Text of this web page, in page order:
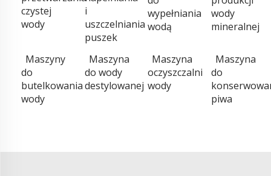
czystej
wody
i
uszczelniania
puszek
wypełniania
wodą
wody
mineralnej
Maszyny
do
butelkowania
wody
Maszyna
do wody
destylowanej
Maszyna
oczyszczalni
wody
Maszyna
do
piwa